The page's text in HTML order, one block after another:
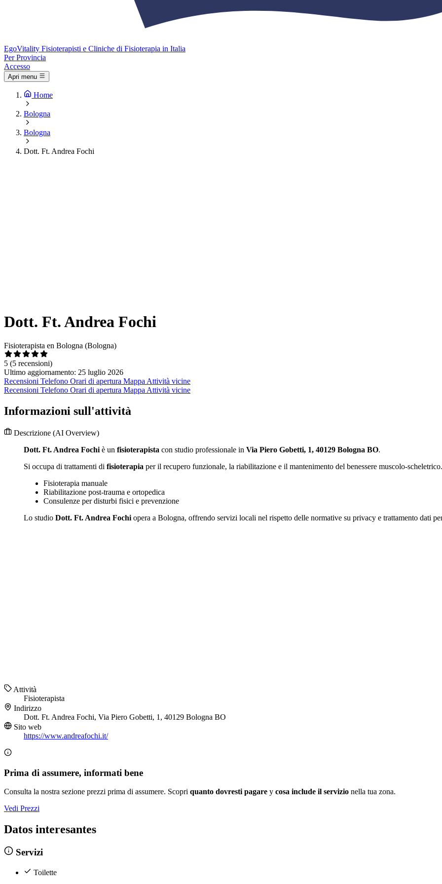
EgoVitality Fisioterapisti e Cliniche di Fisioterapia in Italia
Per Provincia
Accesso
Apri menu
Home
Bologna
Bologna
Dott. Ft. Andrea Fochi
Dott. Ft. Andrea Fochi
Fisioterapista en Bologna (Bologna)
5 (5 recensioni)
Ultimo aggiornamento: 25 luglio 2026
Recensioni Telefono Orari di apertura Mappa Attività vicine
Recensioni Telefono Orari di apertura Mappa Attività vicine
Informazioni sull'attività
Descrizione (AI Overview)
Dott. Ft. Andrea Fochi è un fisioterapista con studio professionale in Via Piero Gobetti, 1, 40129 Bologna BO.
Si occupa di trattamenti di fisioterapia per il recupero funzionale, la riabilitazione e il mantenimento del benessere muscolo-scheletrico.
Fisioterapia manuale
Riabilitazione post-trauma e ortopedica
Consulenze per disturbi fisici e prevenzione
Lo studio Dott. Ft. Andrea Fochi opera a Bologna, offrendo servizi locali nel rispetto delle normative su privacy e trattamento dati
Attività
Fisioterapista
Indirizzo
Dott. Ft. Andrea Fochi, Via Piero Gobetti, 1, 40129 Bologna BO
Sito web
https://www.andreafochi.it/
Prima di assumere, informati bene
Consulta la nostra sezione prezzi prima di assumere. Scopri quanto dovresti pagare y cosa include il servizio nella tua zona.
Vedi Prezzi
Datos interesantes
Servizi
Toilette